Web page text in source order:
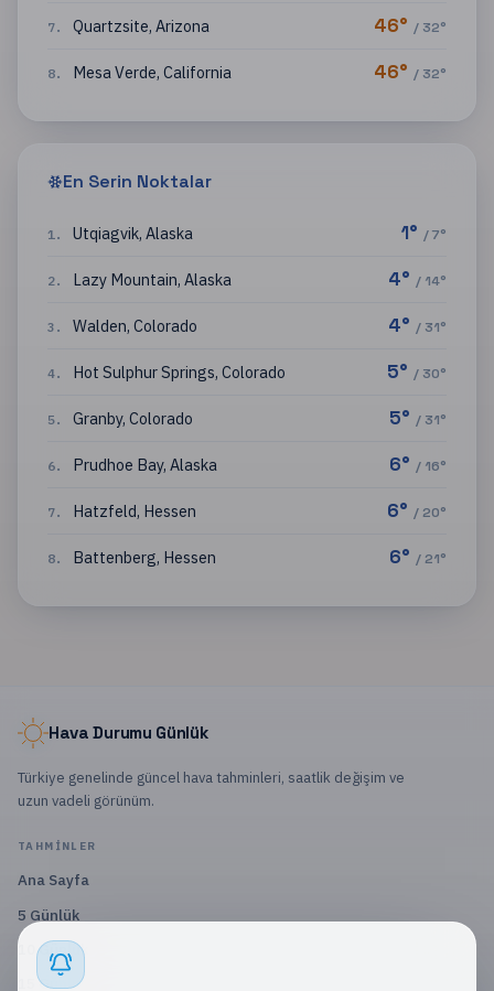
7. Quartzsite, Arizona 46° / 32°
8. Mesa Verde, California 46° / 32°
En Serin Noktalar
1. Utqiagvik, Alaska 1° /7°
2. Lazy Mountain, Alaska 4° / 14°
3 . Walden, Colorado 4° / 31°
4. Hot Sulphur Springs, Colorado 5° / 30°
5. Granby, Colorado 5° / 31°
6. Prudhoe Bay, Alaska 6° / 16°
7. Hatzfeld, Hessen 6° / 20°
8. Battenberg, Hessen 6° / 21°
Hava Durumu Günlük
Türkiye genelinde güncel hava tahminleri, saatlik değişim ve
uzun vadeli görünüm.
TAHMINLER
Ana Sayfa
5 Günlük
10 Günlük
15 Günlük